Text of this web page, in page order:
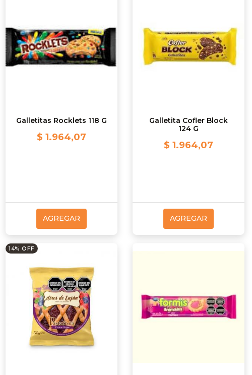
Galletitas Rocklets 118 G
$ 1.964,07
AGREGAR
Galletita Cofler Block
124 G
$ 1.964,07
AGREGAR
14% OFF